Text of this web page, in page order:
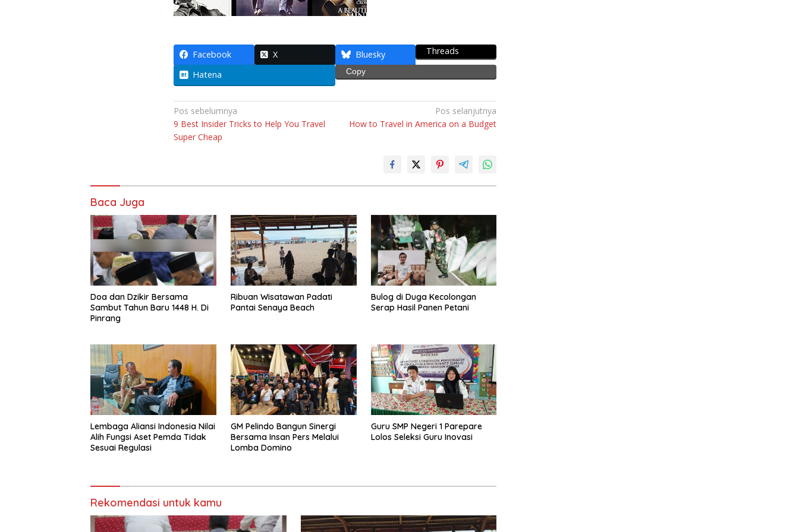
Facebook X Bluesky Threads
Hatena Copy
Navigasi
pos
Pos sebelumnya
9 Best Insider Tricks to Help You Travel
Super Cheap
Pos selanjutnya
How to Travel in America on a Budget
Baca Juga
Doa dan Dzikir Bersama
Sambut Tahun Baru 1448 H. Di
Pinrang
Ribuan Wisatawan Padati
Pantai Senaya Beach
Bulog di Duga Kecolongan
Serap Hasil Panen Petani
Lembaga Aliansi Indonesia Nilai
Alih Fungsi Aset Pemda Tidak
Sesuai Regulasi
GM Pelindo Bangun Sinergi
Bersama Insan Pers Melalui
Lomba Domino
Guru SMP Negeri 1 Parepare
Lolos Seleksi Guru Inovasi
Rekomendasi untuk kamu